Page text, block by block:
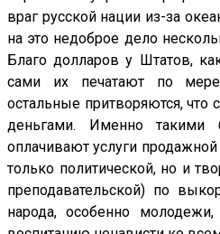
враг русской нации из-за
на это недоброе дело
Благо долларов у Штатов,
сами их печатают по
остальные притворяются,
деньгами. Именно такими
оплачивают услуги
только политической, но и
преподавательской) по
народа, особенно